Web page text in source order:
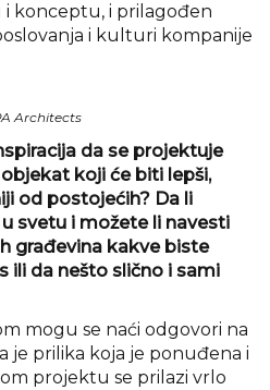
konceptu, i prilagođen
i kulturi kompanije
Architects
da se projektuje
koji će biti lepši,
od postojećih? Da li
svetu i možete li navesti
građevina kakve biste
ili da nešto slično i sami
mogu se naći odgovori na
je prilika koja je ponuđena i
projektu se prilazi vrlo